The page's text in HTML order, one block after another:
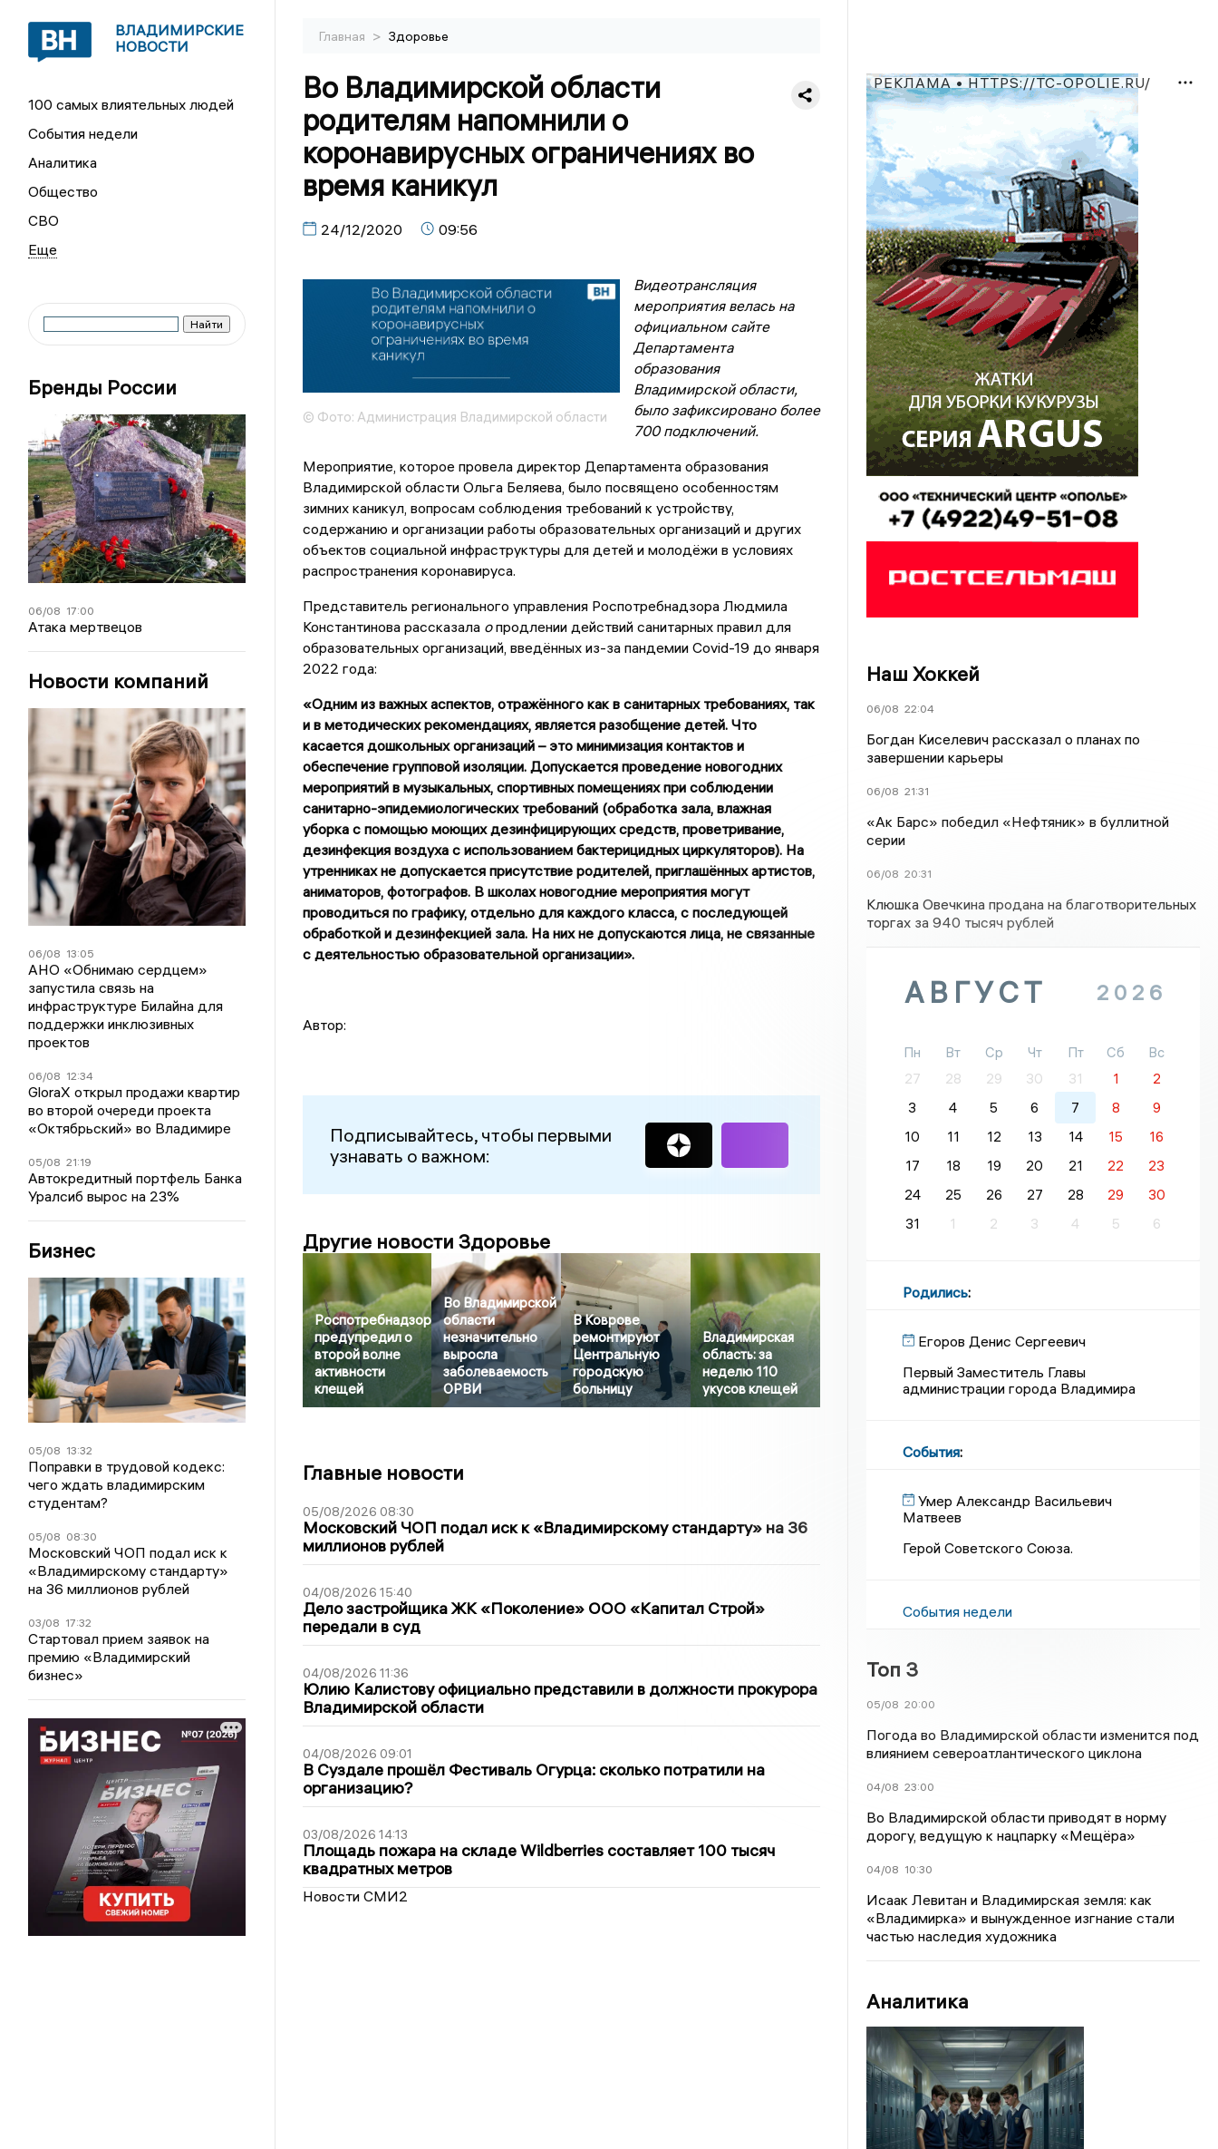
ВЛАДИМИРСКИЕ
НОВОСТИ
100 самых влиятельных людей
События недели
Аналитика
Общество
СВО
Бренды России
06/08 17:00
Атака мертвецов
Новости компаний
06/08 13:05
АНО «Обнимаю сердцем»
запустила связь на
инфраструктуре Билайна для
поддержки инклюзивных
проектов
06/08 12:34
GloraX открыл продажи квартир
во второй очереди проекта
«Октябрьский» во Владимире
05/08 21:19
Автокредитный портфель Банка
Уралсиб вырос на 23%
Бизнес
05/08 13:32
Поправки в трудовой кодекс:
чего ждать владимирским
студентам?
05/08 08:30
Московский ЧОП подал иск к
«Владимирскому стандарту»
на 36 миллионов рублей
03/08 17:32
Стартовал прием заявок на
премию «Владимирский
бизнес»
Главная > Здоровье
Во Владимирской области
родителям напомнили о
коронавирусных ограничениях во
время каникул
24/12/2020 09:56
© Фото: Администрация Владимирской области
Видеотрансляция
мероприятия велась на
официальном сайте
Департамента
образования
Владимирской области,
было зафиксировано более
700 подключений.
Мероприятие, которое провела директор Департамента образования
Владимирской области Ольга Беляева, было посвящено особенностям
зимних каникул, вопросам соблюдения требований к устройству,
содержанию и организации работы образовательных организаций и других
объектов социальной инфраструктуры для детей и молодёжи в условиях
распространения коронавируса.
Представитель регионального управления Роспотребнадзора Людмила
Константинова рассказала опродлении действий санитарных правил для
образовательных организаций, введённых из-за пандемии Covid-19 до января
2022 года:
«Одним из важных аспектов, отражённого как в санитарных требованиях, так
и в методических рекомендациях, является разобщение детей. Что
касается дошкольных организаций – это минимизация контактов и
обеспечение групповой изоляции. Допускается проведение новогодних
мероприятий в музыкальных, спортивных помещениях при соблюдении
санитарно-эпидемиологических требований (обработка зала, влажная
уборка с помощью моющих дезинфицирующих средств, проветривание,
дезинфекция воздуха с использованием бактерицидных циркуляторов). На
утренниках не допускается присутствие родителей, приглашённых артистов,
аниматоров, фотографов. В школах новогодние мероприятия могут
проводиться по графику, отдельно для каждого класса, с последующей
обработкой и дезинфекцией зала. На них не допускаются лица, не связанные
с деятельностью образовательной организации».
Автор:
Подписывайтесь, чтобы первыми
узнавать о важном:
Другие новости Здоровье
Роспотребнадзор
предупредил о
второй волне
активности
клещей
Во Владимирской
области
незначительно
выросла
заболеваемость
ОРВИ
В Коврове
ремонтируют
Центральную
городскую
больницу
Владимирская
область: за
неделю 110
укусов клещей
Главные новости
05/08/2026 08:30
Московский ЧОП подал иск к «Владимирскому стандарту» на 36
миллионов рублей
04/08/2026 15:40
Дело застройщика ЖК «Поколение» ООО «Капитал Строй»
передали в суд
04/08/2026 11:36
Юлию Калистову официально представили в должности прокурора
Владимирской области
04/08/2026 09:01
В Суздале прошёл Фестиваль Огурца: сколько потратили на
организацию?
03/08/2026 14:13
Площадь пожара на складе Wildberries составляет 100 тысяч
квадратных метров
Новости СМИ2
РЕКЛАМА • HTTPS://TC-OPOLIE.RU/
Наш Хоккей
06/08 22:04
Богдан Киселевич рассказал о планах по
завершении карьеры
06/08 21:31
«Ак Барс» победил «Нефтяник» в буллитной
серии
06/08 20:31
Клюшка Овечкина продана на благотворительных
торгах за 940 тысяч рублей
АВГУСТ 2026
Пн Вт Ср Чт Пт Сб
Вс
27
28 29 30 31 1
2
3
4 5 6 7 8
9
10
11 12 13 14 15
16
17
18 19 20 21 22
23
24
25 26 27 28 29
30
31
1 2 3 4 5 6
Родились:
Егоров Денис Сергеевич
Первый Заместитель Главы
администрации города Владимира
События:
Умер Александр Васильевич
Матвеев
Герой Советского Союза.
События недели
Топ 3
05/08 20:00
Погода во Владимирской области изменится под
влиянием североатлантического циклона
04/08 23:00
Во Владимирской области приводят в норму
дорогу, ведущую к нацпарку «Мещёра»
04/08 10:30
Исаак Левитан и Владимирская земля: как
«Владимирка» и вынужденное изгнание стали
частью наследия художника
Аналитика